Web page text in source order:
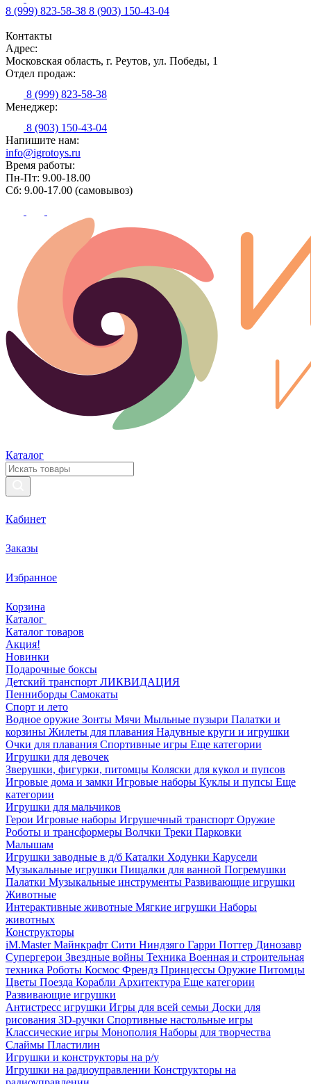
8 (999) 823-58-38 8 (903) 150-43-04
Контакты
Адрес:
Московская область, г. Реутов, ул. Победы, 1
Отдел продаж:
8 (999) 823-58-38
Менеджер:
8 (903) 150-43-04
Напишите нам:
info@igrotoys.ru
Время работы:
Пн-Пт: 9.00-18.00
Сб: 9.00-17.00 (самовывоз)
Каталог
Кабинет
Заказы
Избранное
Корзина
Каталог
Каталог товаров
Акция!
Новинки
Подарочные боксы
Детский транспорт ЛИКВИДАЦИЯ
Пенниборды Самокаты
Спорт и лето
Водное оружие Зонты Мячи Мыльные пузыри Палатки и
корзины Жилеты для плавания Надувные круги и игрушки
Очки для плавания Спортивные игры Еще категории
Игрушки для девочек
Зверушки, фигурки, питомцы Коляски для кукол и пупсов
Игровые дома и замки Игровые наборы Куклы и пупсы Еще
категории
Игрушки для мальчиков
Герои Игровые наборы Игрушечный транспорт Оружие
Роботы и трансформеры Волчки Треки Парковки
Малышам
Игрушки заводные в д/б Каталки Ходунки Карусели
Музыкальные игрушки Пищалки для ванной Погремушки
Палатки Музыкальные инструменты Развивающие игрушки
Животные
Интерактивные животные Мягкие игрушки Наборы
животных
Конструкторы
iM.Master Майнкрафт Сити Ниндзяго Гарри Поттер Динозавр
Супергерои Звездные войны Техника Военная и строительная
техника Роботы Космос Френдз Принцессы Оружие Питомцы
Цветы Поезда Корабли Архитектура Еще категории
Развивающие игрушки
Антистресс игрушки Игры для всей семьи Доски для
рисования 3D-ручки Спортивные настольные игры
Классические игры Монополия Наборы для творчества
Слаймы Пластилин
Игрушки и конструкторы на р/у
Игрушки на радиоуправлении Конструкторы на